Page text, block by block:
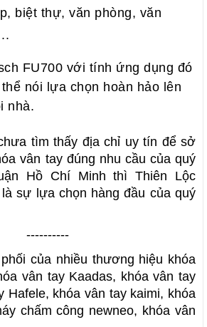
biệt thự, văn phòng, văn
FU700 với tính ứng dụng đó
nói lựa chọn hoàn hảo lên
nhà.
tìm thấy địa chỉ uy tín để sở
vân tay đúng nhu cầu của quý
Hồ Chí Minh thì Thiên Lộc
sự lựa chọn hàng đầu của quý
----------
của nhiều thương hiệu khóa
vân tay Kaadas, khóa vân tay
Hafele, khóa vân tay kaimi, khóa
chấm công newneo, khóa vân